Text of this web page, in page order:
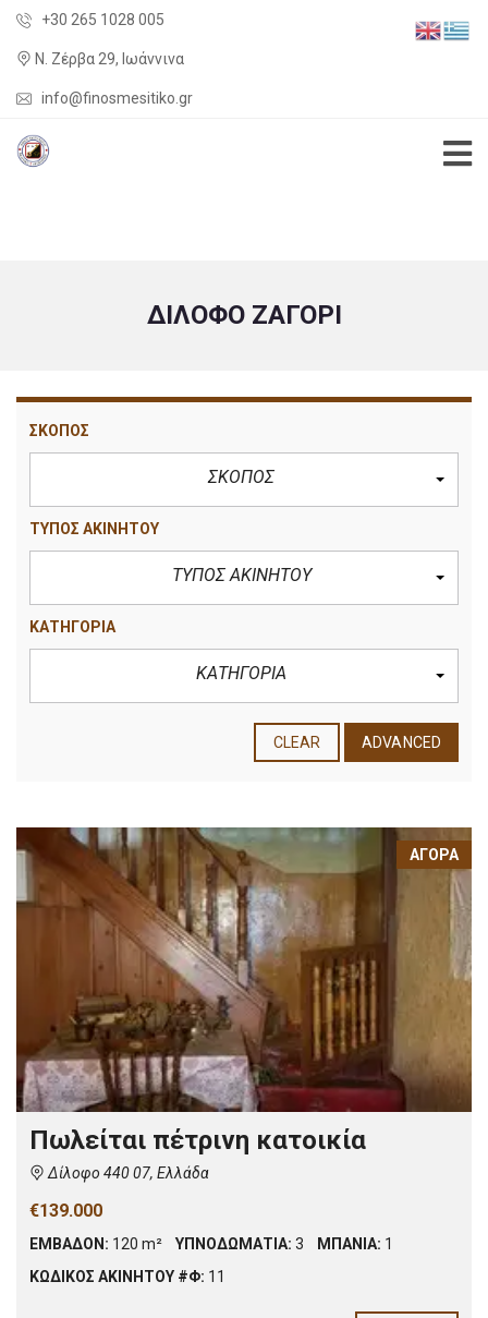
+30 265 1028 005
Ν. Ζέρβα 29, Ιωάννινα
info@finosmesitiko.gr
ΔΊΛΟΦΟ ΖΑΓΌΡΙ
ΣΚΟΠΟΣ
ΣΚΟΠΟΣ
ΤΥΠΟΣ ΑΚΙΝΗΤΟΥ
ΤΥΠΟΣ ΑΚΙΝΗΤΟΥ
ΚΑΤΗΓΟΡΙΑ
ΚΑΤΗΓΟΡΙΑ
CLEAR ADVANCED
ΑΓΟΡΆ
Πωλείται πέτρινη κατοικία
Δίλοφο 440 07, Ελλάδα
€139.000
ΕΜΒΑΔΟΝ: 120 m² ΥΠΝΟΔΩΜΑΤΙΑ: 3 ΜΠΑΝΙΑ: 1
ΚΩΔΙΚΟΣ ΑΚΙΝΗΤΟΥ #Φ: 11